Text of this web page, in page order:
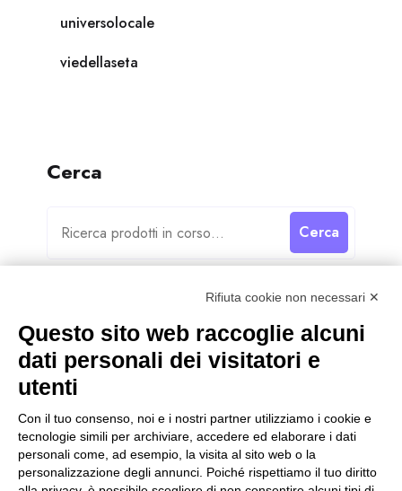
universolocale
viedellaseta
Cerca
Cerca
Categorie
Categorie
Rifiuta cookie non necessari ✕
Questo sito web raccoglie alcuni
dati personali dei visitatori e
utenti
Con il tuo consenso, noi e i nostri partner utilizziamo i cookie e
tecnologie simili per archiviare, accedere ed elaborare i dati
personali come, ad esempio, la visita al sito web o la
personalizzazione degli annunci. Poiché rispettiamo il tuo diritto